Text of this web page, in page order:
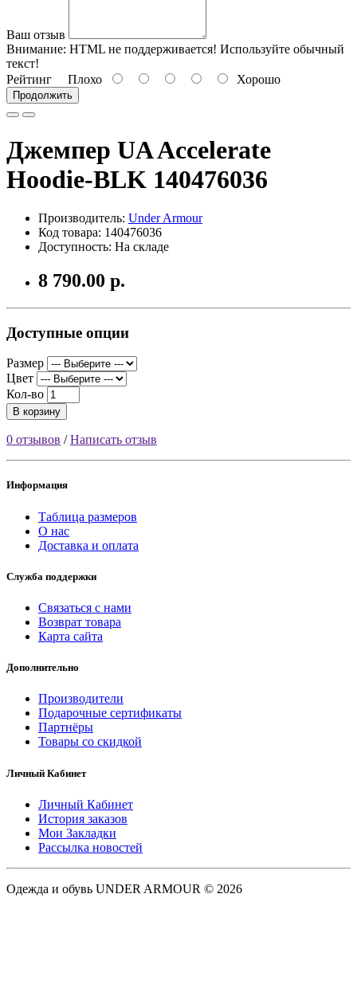
Ваш отзыв
Внимание: HTML не поддерживается! Используйте обычный
текст!
Рейтинг Плохо Хорошо
Продолжить
Джемпер UA Accelerate
Hoodie-BLK 140476036
Производитель: Under Armour
Код товара: 140476036
Доступность: На складе
8 790.00 р.
Доступные опции
Размер
Цвет
Кол-во
В корзину
0 отзывов /Написать отзыв
Информация
Таблица размеров
О нас
Доставка и оплата
Служба поддержки
Связаться с нами
Возврат товара
Карта сайта
Дополнительно
Производители
Подарочные сертификаты
Партнёры
Товары со скидкой
Личный Кабинет
Личный Кабинет
История заказов
Мои Закладки
Рассылка новостей
Одежда и обувь UNDER ARMOUR © 2026